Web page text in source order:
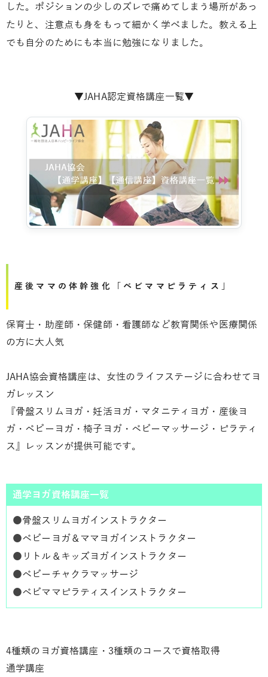
した。 ポジションの少しのズレで痛めてしまう場所があっ
たりと、注意点も身をもって細かく学べました。 教える上
でも自分のためにも本当に勉強になりました。
▼JAHA認定資格講座一覧▼
産後ママの体幹強化「ベビママピラティス」
保育士・助産師・保健師・看護師など教育関係や医療関係
の方に大人気
JAHA協会資格講座は、女性のライフステージに合わせてヨ
ガレッスン
『骨盤スリムヨガ・妊活ヨガ・マタニティヨガ・産後ヨ
ガ・ベビーヨガ・椅子ヨガ・ベビーマッサージ・ピラティ
ス』レッスンが提供可能です。
通学ヨガ資格講座一覧
●骨盤スリムヨガインストラクター
●ベビーヨガ＆ママヨガインストラクター
● リトル＆キッズヨガインストラクター
●ベビーチャクラマッサージ
●ベビママピラティスインストラクター
4種類のヨガ資格講座・3種類のコースで資格取得
通学講座